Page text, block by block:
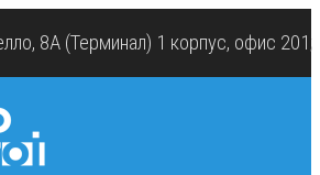
8А (Терминал) 1 корпус, офис